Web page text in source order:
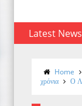
Latest News
Home
χρόνια
Ο